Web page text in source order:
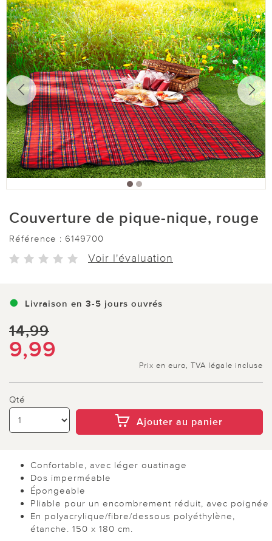
Couverture de pique-nique, rouge
Référence : 6149700
Voir l'évaluation
Livraison en 3-5 jours ouvrés
14,99
9,99
Prix en euro, TVA légale incluse
Qté
Ajouter au panier
Confortable, avec léger ouatinage
Dos imperméable
Épongeable
Pliable pour un encombrement réduit, avec poignée
En polyacrylique/fibre/dessous polyéthylène,
étanche. 150 x 180 cm.